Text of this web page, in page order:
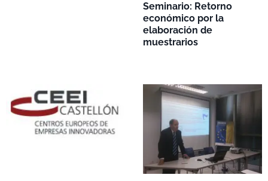
Seminario: Retorno
económico por la
elaboración de
muestrarios